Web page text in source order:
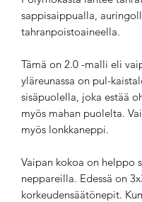
sappisaippualla,
tahranpoistoaineella.
Tämä on 2.0 -malli eli
yläreunassa on pul-
sisäpuolella, joka estää
myös mahan puolelta.
myös lonkkaneppi.
Vaipan kokoa on helppo
neppareilla. Edessä on
korkeudensäätönepit.